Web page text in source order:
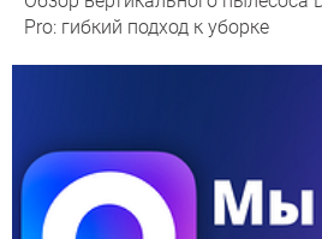
Pro: гибкий подход к уборке